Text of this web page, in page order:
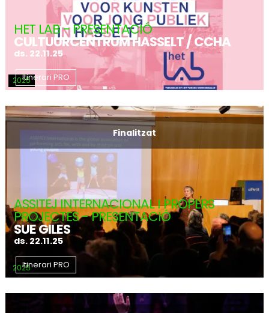
2025
HET LAB - PRESENTACIÓ
CULTUURCENTRUM HASSELT / CCHA
ds. 22.11.25
Itinerari PRO
Finalitzat
2025
ASSITEJ INTERNACIONAL I PROPERS
PROJECTES - PRESENTACIÓ
SUE GILES
ds. 22.11.25
Itinerari PRO